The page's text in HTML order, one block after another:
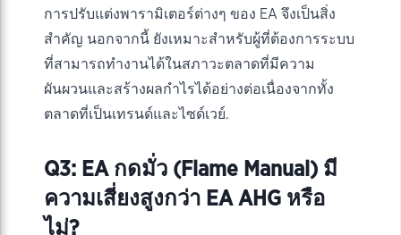
การปรับแต่งพารามิเตอร์ต่างๆ ของ EA จึงเป็นสิ่ง
สำคัญ นอกจากนี้ ยังเหมาะสำหรับผู้ที่ต้องการระบบ
ที่สามารถทำงานได้ในสภาวะตลาดที่มีความ
ผันผวนและสร้างผลกำไรได้อย่างต่อเนื่องจากทั้ง
ตลาดที่เป็นเทรนด์และไซด์เวย์.
Q3: EA กดมั่ว (Flame Manual) มี
ความเสี่ยงสูงกว่า EA AHG หรือ
ไม่?